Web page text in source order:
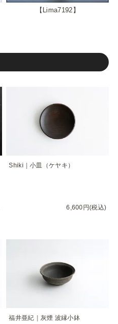
Lima7192
Shiki｜小皿（ケヤキ）
6,600円(税込)
福井亜紀｜灰煙 波縁小鉢